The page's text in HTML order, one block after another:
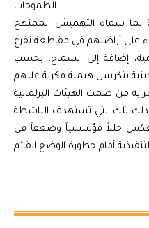
الطموحات.
لما سماه التهميش الممنهج
على أراضيهم في مقاطعة تفرغ
إضافة إلى السماح، بحسب
من صمت الهيئات البرلمانية
وكذلك تلك التي تستهدف الناشطة
يعكس خللاً مؤسسياً وضعفاً في